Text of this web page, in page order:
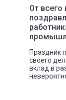
От всего
Праздник
своего
вклад в